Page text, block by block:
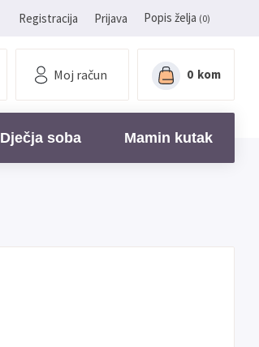
Registracija Prijava Popis želja (0)
Moj račun 0 kom
Dječja soba Mamin kutak